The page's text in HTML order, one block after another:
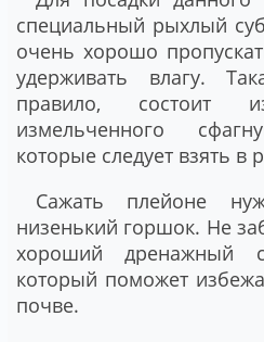
специальный рыхлый
очень хорошо
удерживать влагу.
правило, состоит
измельченного
которые следует взять в
Сажать плейоне
низенький горшок. Не
хороший дренажный
который поможет
почве.